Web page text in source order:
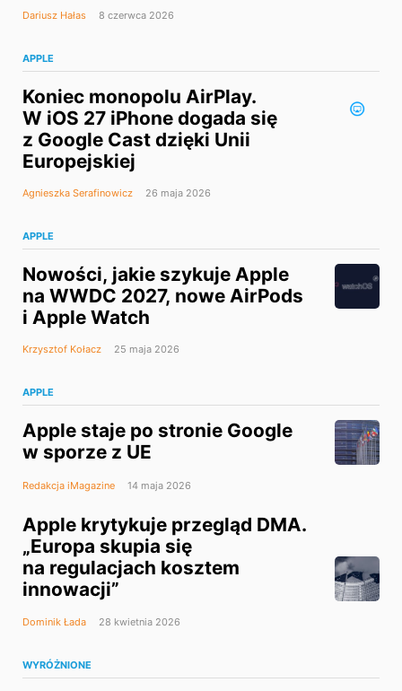
Dariusz Hałas 8 czerwca 2026
APPLE
Koniec monopolu AirPlay.
W iOS 27 iPhone dogada się
z Google Cast dzięki Unii
Europejskiej
Agnieszka Serafinowicz 26 maja 2026
APPLE
Nowości, jakie szykuje Apple
na WWDC 2027, nowe AirPods
i Apple Watch
Krzysztof Kołacz 25 maja 2026
APPLE
Apple staje po stronie Google
w sporze z UE
Redakcja iMagazine 14 maja 2026
Apple krytykuje przegląd DMA.
„Europa skupia się
na regulacjach kosztem
innowacji”
Dominik Łada 28 kwietnia 2026
WYRÓŻNIONE